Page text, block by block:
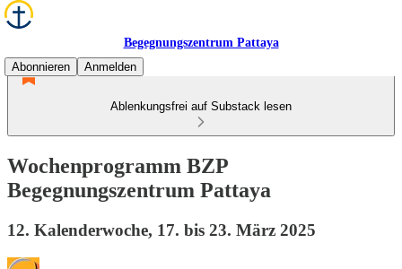
Begegnungszentrum Pattaya
Abonnieren
Anmelden
Ablenkungsfrei auf Substack lesen
Wochenprogramm BZP
Begegnungszentrum Pattaya
12. Kalenderwoche, 17. bis 23. März 2025